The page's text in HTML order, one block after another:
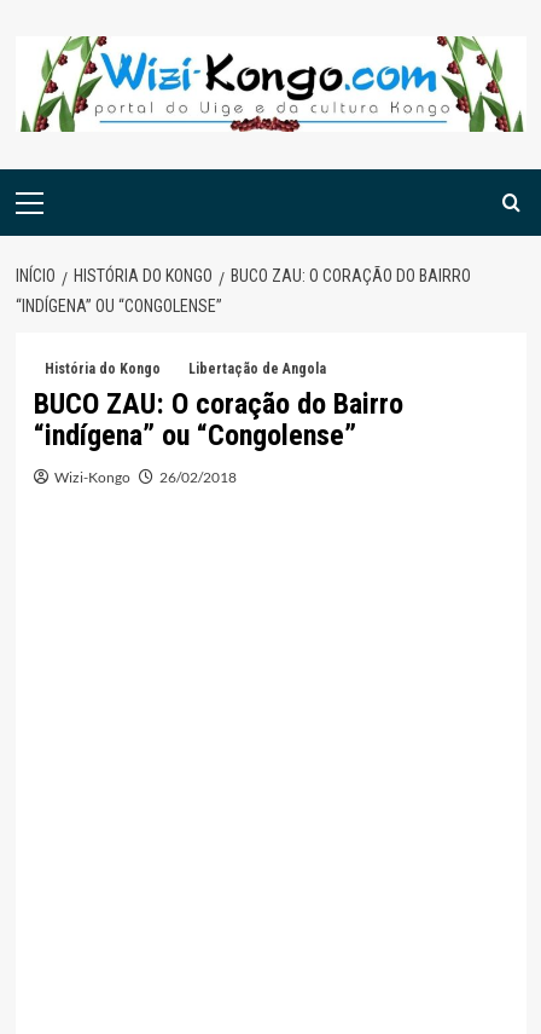
content
Menu
INÍCIO HISTÓRIA DO KONGO
BUCO ZAU: O CORAÇÃO DO BAIRRO
“INDÍGENA” OU “CONGOLENSE”
História do Kongo Libertação de Angola
BUCO ZAU: O coração do Bairro
“indígena” ou “Congolense”
Wizi-Kongo 26/02/2018